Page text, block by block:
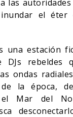
las
el éter
una estación
DJs rebeldes
ondas
la época,
Mar del